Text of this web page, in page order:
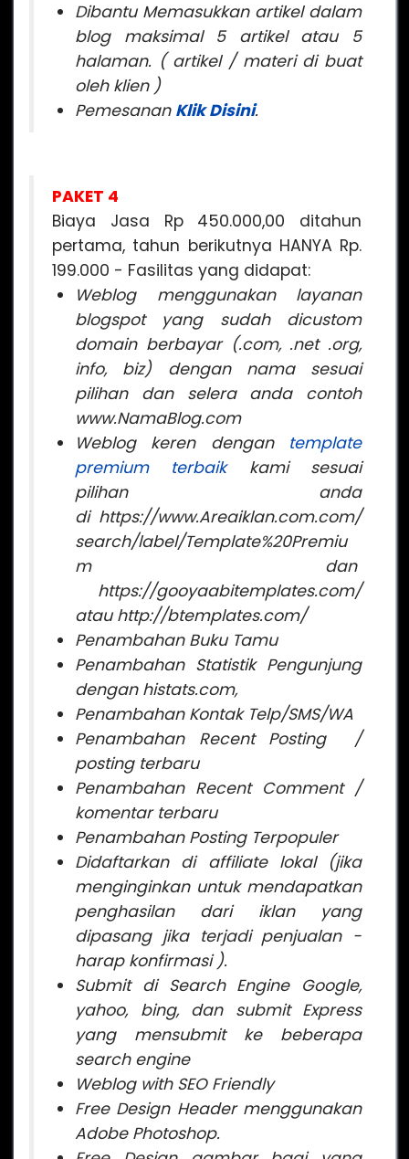
Dibantu Memasukkan artikel dalam
blog maksimal 5 artikel atau 5
halaman. ( artikel / materi di buat
oleh klien )
Pemesanan Klik Disini.
PAKET 4
Biaya Jasa Rp 450.000,00 ditahun
pertama, tahun berikutnya HANYA Rp.
199.000 - Fasilitas yang didapat:
Weblog menggunakan layanan
blogspot yang sudah dicustom
domain berbayar (.com, .net .org,
info, biz) dengan nama sesuai
pilihan dan selera anda contoh
www.NamaBlog.com
Weblog keren dengan template
premium terbaikkami sesuai
pilihan anda
di https://www.Areaiklan.com.com/
search/label/Template%20Premiu
m dan
https://gooyaabitemplates.com/
atau http://btemplates.com/
Penambahan Buku Tamu
Penambahan Statistik Pengunjung
dengan histats.com,
Penambahan Kontak Telp/SMS/WA
Penambahan Recent Posting /
posting terbaru
Penambahan Recent Comment /
komentar terbaru
Penambahan Posting Terpopuler
Didaftarkan di affiliate lokal (jika
menginginkan untuk mendapatkan
penghasilan dari iklan yang
dipasang jika terjadi penjualan -
harap konfirmasi ).
Submit di Search Engine Google,
yahoo, bing, dan submit Express
yang mensubmit ke beberapa
search engine
Weblog with SEO Friendly
Free Design Header menggunakan
Adobe Photoshop.